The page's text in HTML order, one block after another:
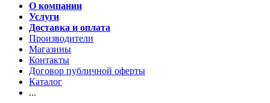
О компании
Услуги
Доставка и оплата
Производители
Магазины
Контакты
Договор публичной оферты
Каталог
...